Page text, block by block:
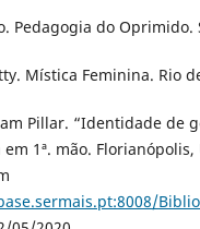
Pedagogia do Oprimido.
Mística Feminina. Rio
Pillar. “Identidade de
1ª. mão. Florianópolis,